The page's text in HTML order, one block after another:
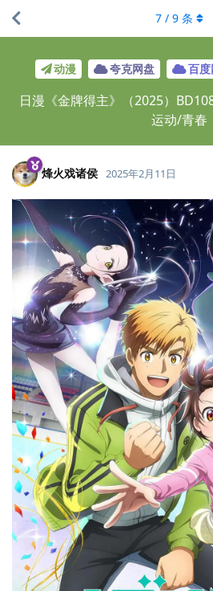
动漫 夸克网盘 百
日漫《金牌得主》（2025）
运动/青春
7 / 9 条
烽火戏诸侯 2025年2月11日